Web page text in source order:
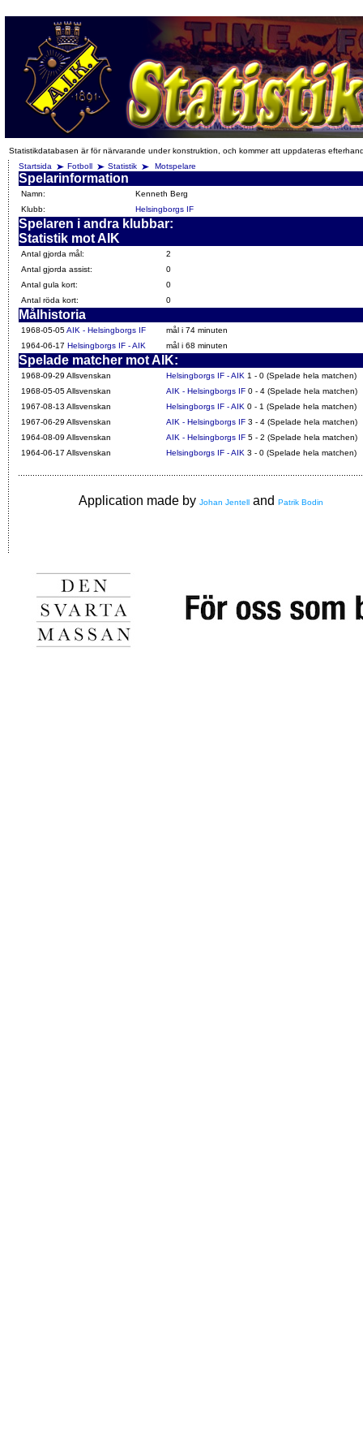
Statistikdatabasen är för närvarande under konstruktion, och kommer att uppdateras
Startsida
Fotboll Statistik Motspelare
Spelarinformation
Namn:
Kenneth Berg
Klubb:
Helsingborgs IF
Spelaren i andra klubbar:
Statistik mot AIK
Antal gjorda mål:
2
Antal gjorda assist:
0
Antal gula kort:
0
Antal röda kort:
0
Målhistoria
1968-05-05AIK - Helsingborgs IF
mål i 74 minuten
1964-06-17 Helsingborgs IF - AIK mål i 68 minuten
Spelade matcher mot AIK:
1968-09-29 Allsvenskan Helsingborgs IF - AIK 1 - 0 (Spelade hela matchen)
1968-05-05 Allsvenskan
AIK - Helsingborgs IF 0 - 4 (Spelade hela matchen)
1967-08-13 Allsvenskan
Helsingborgs IF - AIK 0 - 1 (Spelade hela matchen)
1967-06-29 Allsvenskan
AIK - Helsingborgs IF 3 - 4 (Spelade hela matchen)
1964-08-09 Allsvenskan
AIK - Helsingborgs IF 5 - 2 (Spelade hela matchen)
1964-06-17 Allsvenskan
Helsingborgs IF - AIK 3 - 0 (Spelade hela matchen)
Application made by Johan Jentell and Patrik Bodin